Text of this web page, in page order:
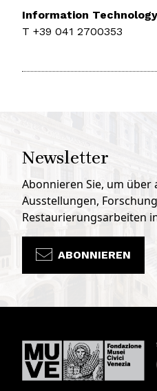
Information Technology
T +39 041 2700353
Newsletter
Abonnieren Sie, um über
Ausstellungen,
Restaurierungsarbeiten
ABONNIEREN